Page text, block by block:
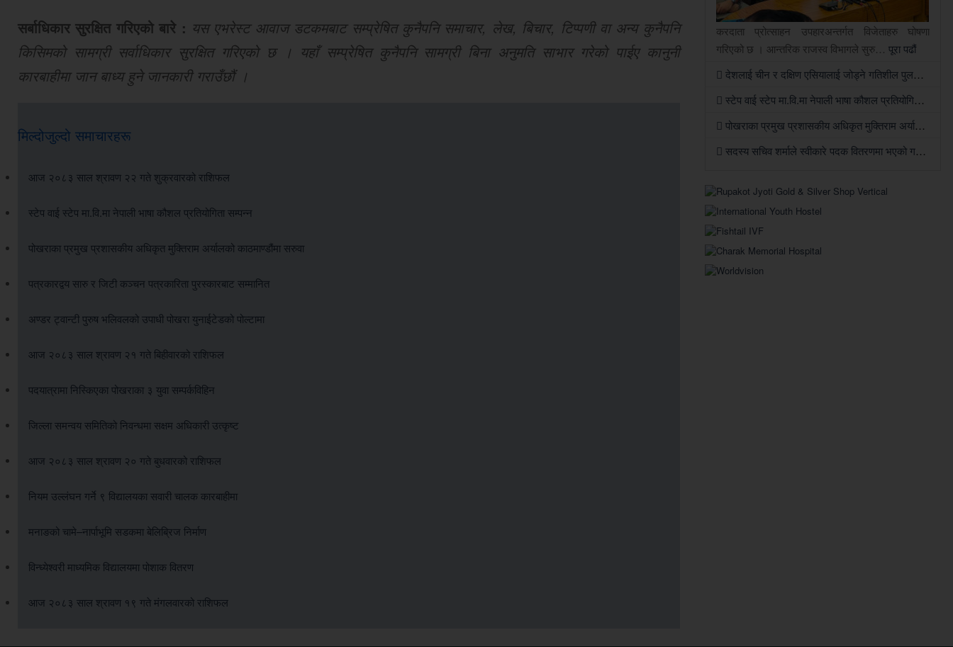
सर्बाधिकार सुरक्षित गरिएको बारे : यस एभरेस्ट आवाज डटकमबाट सम्प्रेषित कुनैपनि समाचार, लेख, बिचार, टिप्पणी वा अन्य कुनैपनि
किसिमको सामग्री सर्वाधिकार सुरक्षित गरिएको छ । यहाँ सम्प्रेषित कुनैपनि सामग्री बिना अनुमति साभार गरेको पाईए कानुनी
कारबाहीमा जान बाध्य हुने जानकारी गराउँछौं ।
मिल्दोजुल्दो समाचारहरू
आज २०८३ साल श्रावण २२ गते शुक्रवारको राशिफल
स्टेप वाई स्टेप मा.वि.मा नेपाली भाषा कौशल प्रतियोगिता सम्पन्न
पोखराका प्रमुख प्रशासकीय अधिकृत मुक्तिराम अर्यालको काठमाण्डौंमा सरुवा
पत्रकारद्वय सारु र जिटी कञ्चन पत्रकारिता पुरस्कारबाट सम्मानित
अण्डर ट्वान्टी पुरुष भलिवलको उपाधी पोखरा युनाईटेडको पोल्टामा
आज २०८३ साल श्रावण २१ गते बिहीवारको राशिफल
पदयात्रामा निस्किएका पोखराका ३ युवा सम्पर्कविहिन
जिल्ला समन्वय समितिको निवन्धमा सक्षम अधिकारी उत्कृष्ट
आज २०८३ साल श्रावण २० गते बुधवारको राशिफल
नियम उल्लंघन गर्ने ९ विद्यालयका सवारी चालक कारबाहीमा
मनाङको चामे–नार्पाभूमि सडकमा बेलिब्रिज निर्माण
विन्ध्येश्वरी माध्यमिक विद्यालयमा पोशाक वितरण
आज २०८३ साल श्रावण १९ गते मंगलवारको राशिफल
करदाता प्रोत्साहन उपहारअन्तर्गत विजेताहरु घोषणा
गरिएको छ । आन्तरिक राजस्व विभागले सुरु… पूरा पढौं
देशलाई चीन र दक्षिण एसियालाई जोड्ने गतिशील पुलका रूपमा विकास गरिन्छ: परराष्ट्रमन्त्री खनाल
स्टेप वाई स्टेप मा.वि.मा नेपाली भाषा कौशल प्रतियोगिता सम्पन्न
पोखराका प्रमुख प्रशासकीय अधिकृत मुक्तिराम अर्यालको काठमाण्डौंमा सरुवा
सदस्य सचिव शर्माले स्वीकारे पदक वितरणमा भएको गल्ती, तर सच्याउन तयार भएनन्